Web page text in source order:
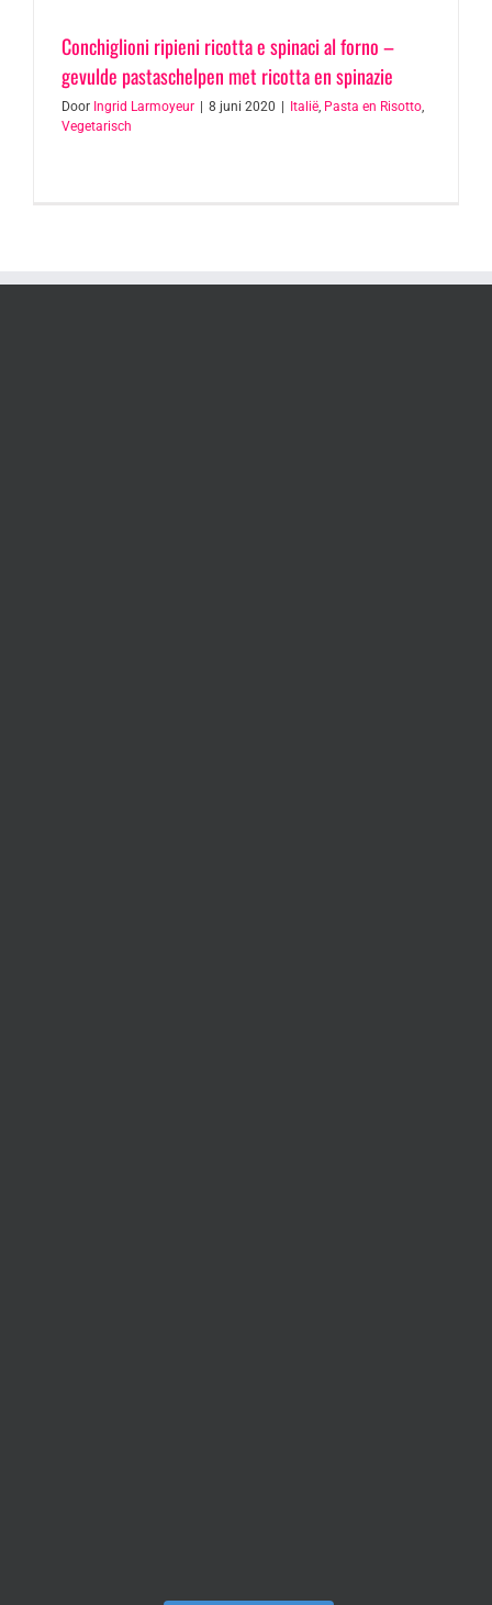
Conchiglioni ripieni ricotta e spinaci al forno –
gevulde pastaschelpen met ricotta en spinazie
Door Ingrid Larmoyeur 8 juni 2020 Italië, Pasta en Risotto,
Vegetarisch